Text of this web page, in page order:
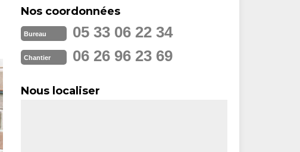
Nos coordonnées
Bureau 05 33 06 22 34
Chantier 06 26 96 23 69
Nous localiser